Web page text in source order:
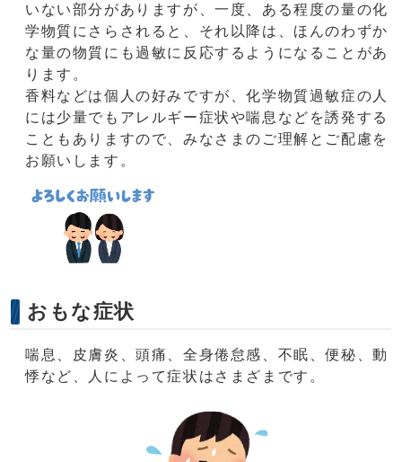
いない部分がありますが、一度、ある程度の量の化
学物質にさらされると、それ以降は、ほんのわずか
な量の物質にも過敏に反応するようになることがあ
ります。
香料などは個人の好みですが、化学物質過敏症の人
には少量でもアレルギー症状や喘息などを誘発する
こともありますので、みなさまのご理解とご配慮を
お願いします。
おもな症状
喘息、皮膚炎、頭痛、全身倦怠感、不眠、便秘、動
悸など、人によって症状はさまざまです。